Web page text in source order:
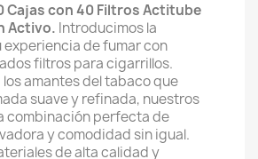
Cajas con 40 Filtros Actitube
Activo. Introducimos la
experiencia de fumar con
filtros para cigarrillos.
amantes del tabaco que
suave y refinada, nuestros
combinación perfecta de
y comodidad sin igual.
de alta calidad y